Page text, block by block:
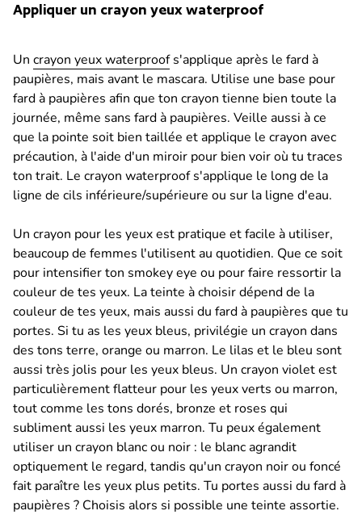
Appliquer un crayon yeux waterproof
Un crayon yeux waterproofs'applique après le fard à
paupières, mais avant le mascara. Utilise une base pour
fard à paupières afin que ton crayon tienne bien toute la
journée, même sans fard à paupières. Veille aussi à ce
que la pointe soit bien taillée et applique le crayon avec
précaution, à l'aide d'un miroir pour bien voir où tu traces
ton trait. Le crayon waterproof s'applique le long de la
ligne de cils inférieure/supérieure ou sur la ligne d'eau.
Un crayon pour les yeux est pratique et facile à utiliser,
beaucoup de femmes l'utilisent au quotidien. Que ce soit
pour intensifier ton smokey eye ou pour faire ressortir la
couleur de tes yeux. La teinte à choisir dépend de la
couleur de tes yeux, mais aussi du fard à paupières que tu
portes. Si tu as les yeux bleus, privilégie un crayon dans
des tons terre, orange ou marron. Le lilas et le bleu sont
aussi très jolis pour les yeux bleus. Un crayon violet est
particulièrement flatteur pour les yeux verts ou marron,
tout comme les tons dorés, bronze et roses qui
subliment aussi les yeux marron. Tu peux également
utiliser un crayon blanc ou noir : le blanc agrandit
optiquement le regard, tandis qu'un crayon noir ou foncé
fait paraître les yeux plus petits. Tu portes aussi du fard à
paupières ? Choisis alors si possible une teinte assortie.